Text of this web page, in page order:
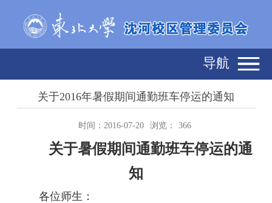
导航
关于2016年暑假期间通勤班车停运的通知
时间：2016-07-20 浏览： 366
关于暑假期间通勤班车停运的通
知
各位师生：